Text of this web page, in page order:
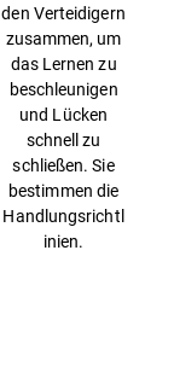
den Verteidigern
zusammen, um
das Lernen zu
beschleunigen
und Lücken
schnell zu
schließen. Sie
bestimmen die
Handlungsrichtl
inien.